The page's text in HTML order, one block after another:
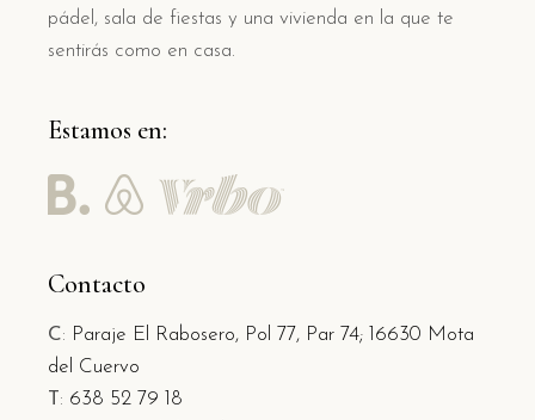
pádel, sala de fiestas y una vivienda en la que te
sentirás como en casa.
Estamos en:
Contacto
C: Paraje El Rabosero, Pol 77, Par 74;
16630 Mota
del Cuervo
T: 638 52 79 18